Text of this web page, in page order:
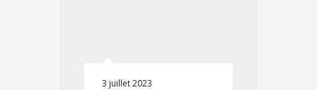
3 juillet 2023